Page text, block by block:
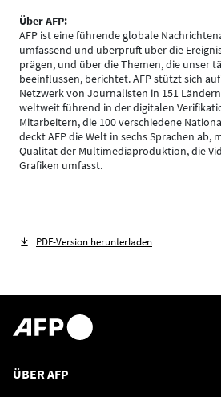
Über AFP:
AFP ist eine führende globale
umfassend und überprüft über die
prägen, und über die Themen, die unser
beeinflussen, berichtet. AFP stützt sich
Netzwerk von Journalisten in 151
weltweit führend in der digitalen
Mitarbeitern, die 100 verschiedene
deckt AFP die Welt in sechs Sprachen ab,
Qualität der Multimediaproduktion, die
Grafiken umfasst.
PDF-Version herunterladen
ÜBER AFP